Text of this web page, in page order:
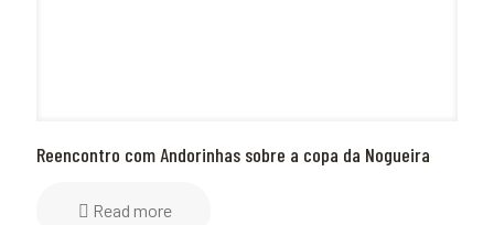
Reencontro com Andorinhas sobre a copa da Nogueira
Read more